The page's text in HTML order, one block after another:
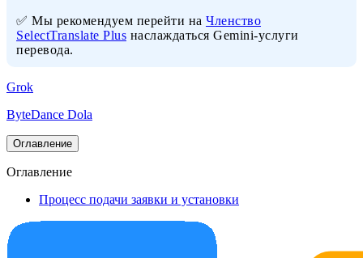
✅ Мы рекомендуем перейти на Членство
SelectTranslate Plus наслаждаться Gemini-услуги
перевода.
Grok
ByteDance Dola
Оглавление
Оглавление
Процесс подачи заявки и установки